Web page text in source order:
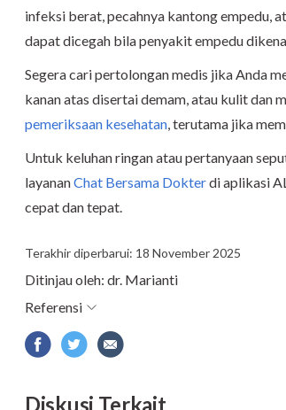
infeksi berat, pecahnya kantong empedu,
dapat dicegah bila penyakit empedu
Segera cari pertolongan medis jika Anda
kanan atas disertai demam, atau kulit dan
pemeriksaan kesehatan, terutama jika
Untuk keluhan ringan atau pertanyaan
layananChat Bersama Dokterdi aplikasi
cepat dan tepat.
Terakhir diperbarui: 18 November 2025